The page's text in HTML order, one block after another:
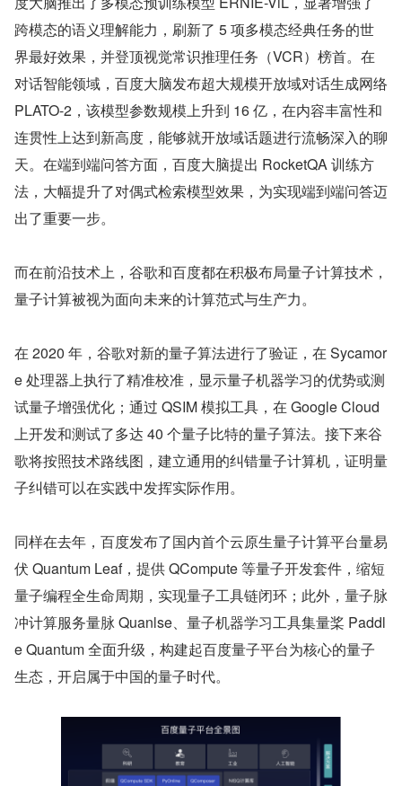
跨模态的语义理解能力，刷新了 5 项多模态经典任务的世
界最好效果，并登顶视觉常识推理任务（VCR）榜首。在
对话智能领域，百度大脑发布超大规模开放域对话生成网络
PLATO-2，该模型参数规模上升到 16 亿，在内容丰富性和
连贯性上达到新高度，能够就开放域话题进行流畅深入的聊
天。在端到端问答方面，百度大脑提出 RocketQA 训练方
法，大幅提升了对偶式检索模型效果，为实现端到端问答迈
出了重要一步。
而在前沿技术上，谷歌和百度都在积极布局量子计算技术，
量子计算被视为面向未来的计算范式与生产力。
在 2020 年，谷歌对新的量子算法进行了验证，在 Sycamor
e 处理器上执行了精准校准，显示量子机器学习的优势或测
试量子增强优化；通过 QSIM 模拟工具，在 Google Cloud
上开发和测试了多达 40 个量子比特的量子算法。接下来谷
歌将按照技术路线图，建立通用的纠错量子计算机，证明量
子纠错可以在实践中发挥实际作用。
同样在去年，百度发布了国内首个云原生量子计算平台量易
伏 Quantum Leaf，提供 QCompute 等量子开发套件，缩短
量子编程全生命周期，实现量子工具链闭环；此外，量子脉
冲计算服务量脉 Quanlse、量子机器学习工具集量桨 Paddl
e Quantum 全面升级，构建起百度量子平台为核心的量子
生态，开启属于中国的量子时代。